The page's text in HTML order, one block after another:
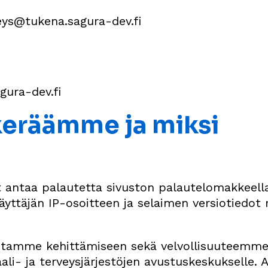
dev.fi
dev.fi
ja miksi
palautetta sivuston
IP-osoitteen ja selaimen versiotiedot
kehittämiseen sekä
ja terveysjärjestöjen avustuskeskukselle.